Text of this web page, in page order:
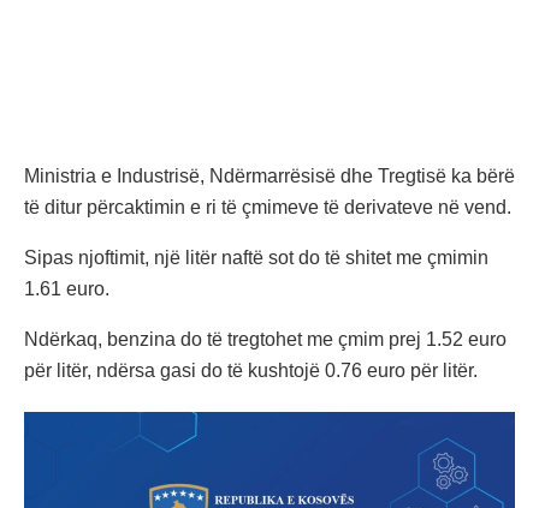
Ministria e Industrisë, Ndërmarrësisë dhe Tregtisë ka bërë
të ditur përcaktimin e ri të çmimeve të derivateve në vend.
Sipas njoftimit, një litër naftë sot do të shitet me çmimin
1.61 euro.
Ndërkaq, benzina do të tregtohet me çmim prej 1.52 euro
për litër, ndërsa gasi do të kushtojë 0.76 euro për litër.